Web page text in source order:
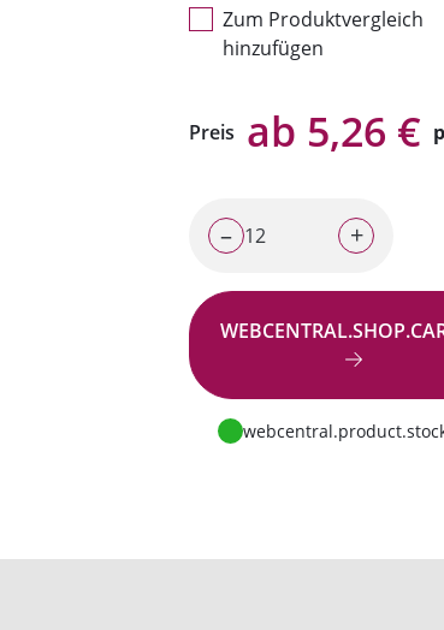
Zum Produktvergleich
hinzufügen
Preis ab 5,26 €
– +
Zur Anfrage